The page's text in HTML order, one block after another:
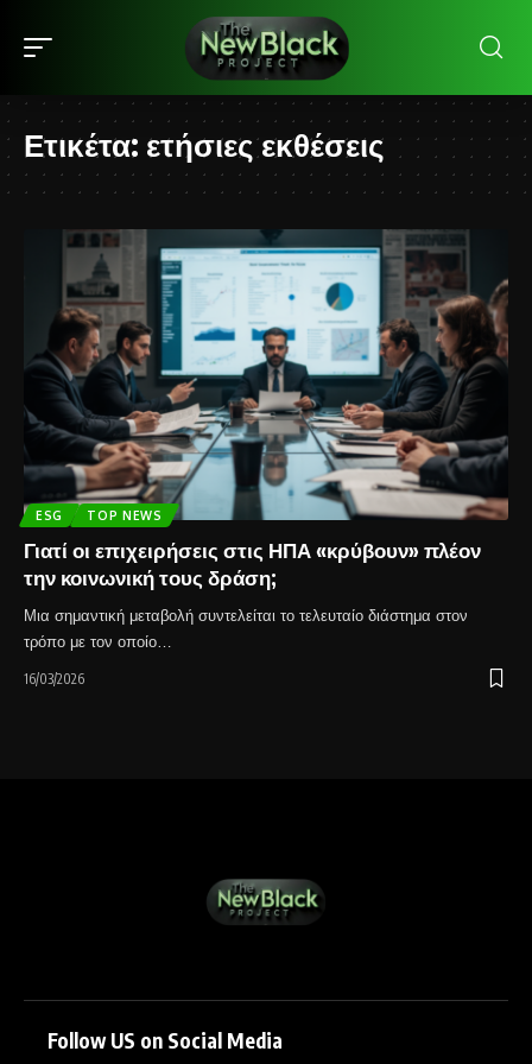
Ετικέτα: ετήσιες εκθέσεις
ESG TOP NEWS
Γιατί οι επιχειρήσεις στις ΗΠΑ «κρύβουν» πλέον
την κοινωνική τους δράση;
Μια σημαντική μεταβολή συντελείται το τελευταίο διάστημα στον
τρόπο με τον οποίο…
16/03/2026
Follow US on Social Media